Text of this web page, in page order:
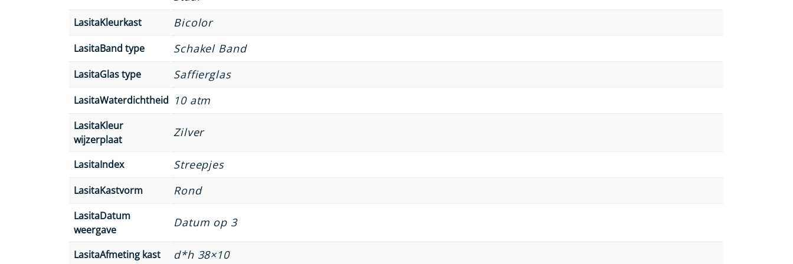
LasitaKleurkast Bicolor
LasitaBand type Schakel Band
LasitaGlas type Saffierglas
LasitaWaterdichtheid 10 atm
LasitaKleur
wijzerplaat
Zilver
LasitaIndex Streepjes
LasitaKastvorm Rond
LasitaDatum
weergave
Datum op 3
LasitaAfmeting kast d*h 38×10